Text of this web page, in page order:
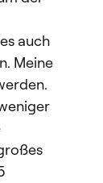
auch
Meine